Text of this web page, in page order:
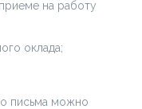
на работу
оклада;
письма можно